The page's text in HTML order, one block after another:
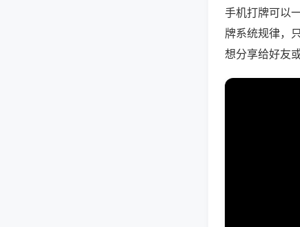
手机打牌可以
牌系统规律，
想分享给好友